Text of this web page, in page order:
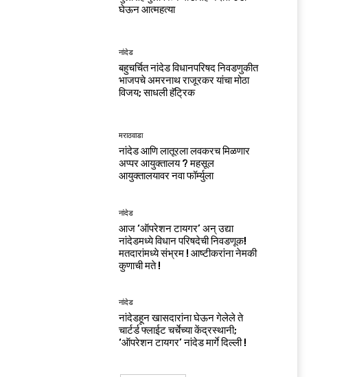
घेऊन आत्महत्या
नांदेड
बहुचर्चित नांदेड विधानपरिषद निवडणुकीत
भाजपचे अमरनाथ राजूरकर यांचा मोठा
विजय; साधली हॅट्रिक
मराठवाडा
नांदेड आणि लातूरला लवकरच मिळणार
अप्पर आयुक्तालय ? महसूल
आयुक्तालयावर नवा फॉर्म्युला
नांदेड
आज ‘ऑपरेशन टायगर’ अन् उद्या
नांदेडमध्ये विधान परिषदेची निवडणूक!
मतदारांमध्ये संभ्रम ! आष्टीकरांना नेमकी
कुणाची मते !
नांदेड
नांदेडहून खासदारांना घेऊन गेलेले ते
चार्टर्ड फ्लाईट चर्चेच्या केंद्रस्थानी;
‘ऑपरेशन टायगर’ नांदेड मार्गे दिल्ली !